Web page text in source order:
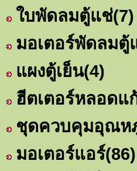
ใบพัดลมตู้แช่(7)
มอเตอร์พัดลมตู้
แผงตู้เย็น(4)
ฮีตเตอร์หลอดแ
ชุดควบคุมอุณห
มอเตอร์แอร์(86)